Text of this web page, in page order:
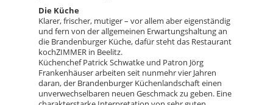
Die Küche
Klarer, frischer, mutiger – vor allem aber eigenständig
und fern von der allgemeinen Erwartungshaltung an
die Brandenburger Küche, dafür steht das Restaurant
kochZIMMER in Beelitz.
Küchenchef Patrick Schwatke und Patron Jörg
Frankenhäuser arbeiten seit nunmehr vier Jahren
daran, der Brandenburger Küchenlandschaft einen
unverwechselbaren neuen Geschmack zu geben. Eine